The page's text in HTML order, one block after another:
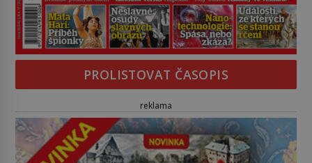
PROLISTOVAT ČASOPIS
reklama